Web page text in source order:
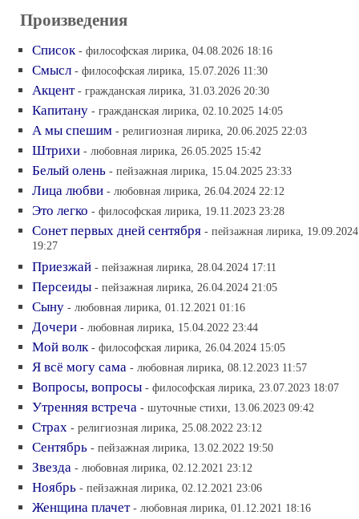
Произведения
Список - философская лирика, 04.08.2026 18:16
Смысл - философская лирика, 15.07.2026 11:30
Акцент - гражданская лирика, 31.03.2026 20:30
Капитану - гражданская лирика, 02.10.2025 14:05
А мы спешим - религиозная лирика, 20.06.2025 22:03
Штрихи - любовная лирика, 26.05.2025 15:42
Белый олень - пейзажная лирика, 15.04.2025 23:33
Лица любви - любовная лирика, 26.04.2024 22:12
Это легко - философская лирика, 19.11.2023 23:28
Сонет первых дней сентября - пейзажная лирика, 19.09.2024
19:27
Приезжай - пейзажная лирика, 28.04.2024 17:11
Персеиды - пейзажная лирика, 26.04.2024 21:05
Сыну - любовная лирика, 01.12.2021 01:16
Дочери - любовная лирика, 15.04.2022 23:44
Мой волк - философская лирика, 26.04.2024 15:05
Я всё могу сама - любовная лирика, 08.12.2023 11:57
Вопросы, вопросы - философская лирика, 23.07.2023 18:07
Утренняя встреча - шуточные стихи, 13.06.2023 09:42
Страх - религиозная лирика, 25.08.2022 23:12
Сентябрь - пейзажная лирика, 13.02.2022 19:50
Звезда - любовная лирика, 02.12.2021 23:12
Ноябрь - пейзажная лирика, 02.12.2021 23:06
Женщина плачет - любовная лирика, 01.12.2021 18:16